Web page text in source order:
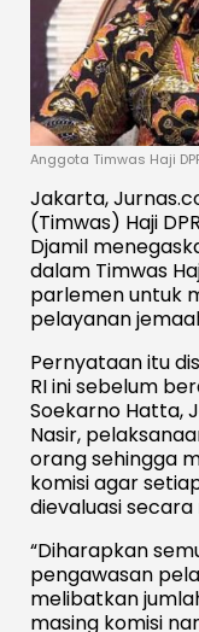
Anggota Timwas Haji
Jakarta,
(Timwas) Haji
Djamil
dalam Timwas
parlemen untuk
pelayanan
Pernyataan itu
RI ini sebelum
Soekarno Hatta,
Nasir,
orang sehingga
komisi agar
dievaluasi
“Diharapkan
pengawasan
melibatkan
masing komisi